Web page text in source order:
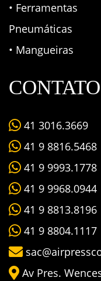
• Ferramentas
Pneumáticas
• Mangueiras
CONTATO
41 3016.3669
41 9 8816.5468
41 9 9993.1778
41 9 9968.0944
41 9 8813.8196
41 9 8804.1117
Av Pres.